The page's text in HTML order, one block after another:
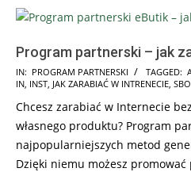
Program partnerski – jak
2025-
03-
01
IN: PROGRAM PARTNERSKI TAGGED:
IN INST JAK ZARABIAĆ W INTRENECIE
Chcesz zarabiać w Internecie
własnego produktu? Program
najpopularniejszych metod
Dzięki niemu możesz